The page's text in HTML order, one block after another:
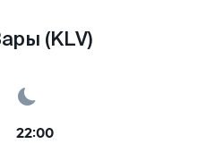
(KLV)
22:00